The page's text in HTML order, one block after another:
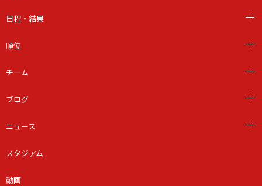
日程・結果
順位
チーム
ブログ
ニュース
スタジアム
動画